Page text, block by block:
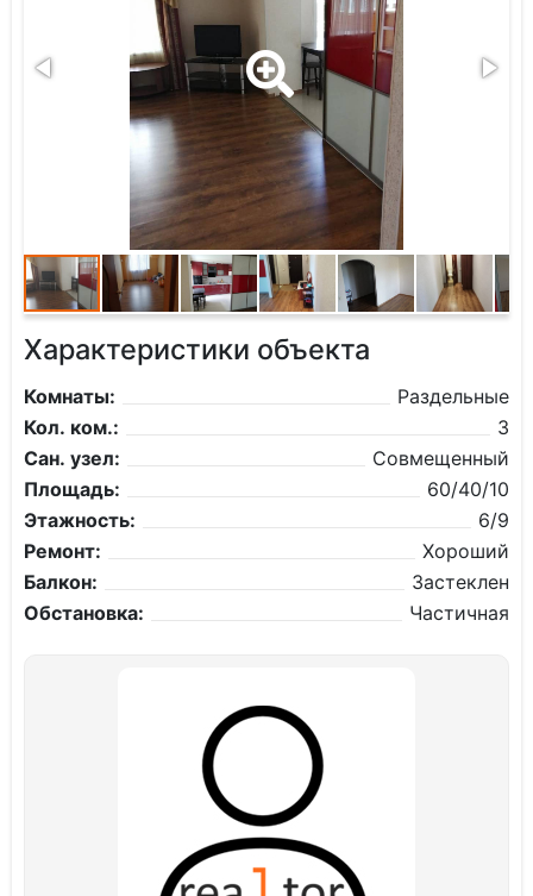
Характеристики объекта
Комнаты:
Раздельные
Кол. ком.:
3
Сан. узел:
Совмещенный
Площадь:
60/40/10
Этажность:
6/9
Ремонт:
Хороший
Балкон:
Застеклен
Обстановка:
Частичная